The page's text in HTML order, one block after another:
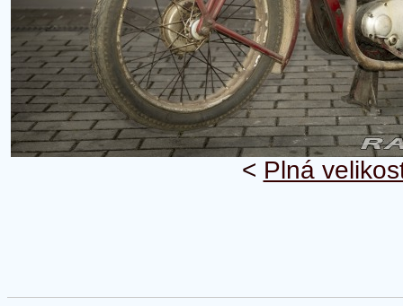
< Plná